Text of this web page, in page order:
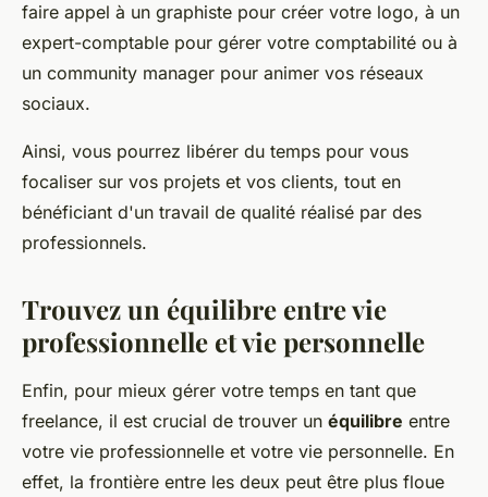
faire appel à un graphiste pour créer votre logo, à un
expert-comptable pour gérer votre comptabilité ou à
un community manager pour animer vos réseaux
sociaux.
Ainsi, vous pourrez libérer du temps pour vous
focaliser sur vos projets et vos clients, tout en
bénéficiant d'un travail de qualité réalisé par des
professionnels.
Trouvez un équilibre entre vie
professionnelle et vie personnelle
Enfin, pour mieux gérer votre temps en tant que
freelance, il est crucial de trouver un équilibre entre
votre vie professionnelle et votre vie personnelle. En
effet, la frontière entre les deux peut être plus floue